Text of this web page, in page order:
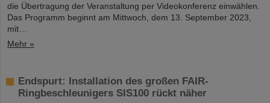
die Übertragung der Veranstaltung per Videokonferenz einwählen.
Das Programm beginnt am Mittwoch, dem 13. September 2023,
mit…
Mehr »
Endspurt: Installation des großen FAIR-
Ringbeschleunigers SIS100 rückt näher